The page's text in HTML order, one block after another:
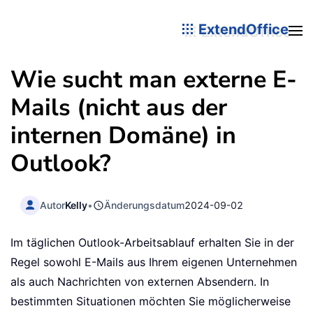
ExtendOffice
Wie sucht man externe E-
Mails (nicht aus der
internen Domäne) in
Outlook?
AutorKelly• Änderungsdatum2024-09-02
Im täglichen Outlook-Arbeitsablauf erhalten Sie in der
Regel sowohl E-Mails aus Ihrem eigenen Unternehmen
als auch Nachrichten von externen Absendern. In
bestimmten Situationen möchten Sie möglicherweise